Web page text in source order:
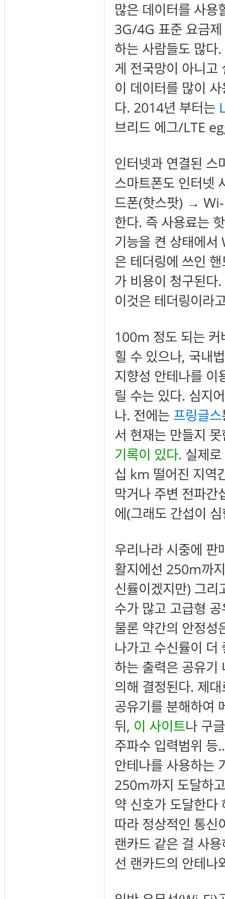
많은 데이터를 사용
3G/4G 표준 요금제
하는 사람들도 많
게 전국망이 아니고
이 데이터를 많이
다. 2014년 부터는
브리드 에그/LTE
인터넷과 연결된 스
스마트폰도 인터넷
드폰(핫스팟) →
한다. 즉 사용료는
기능을 켠 상태에
은 테더링에 쓰인
가 비용이 청구된다
이것은 테더링이라
100m 정도 되는 커
힐 수 있으나, 국내
지향성 안테나를
릴 수는 있다. 심지
나. 전에는 프링글스
서 현재는 만들지
기록이 있다. 실제
십 km 떨어진 지역
막거나 주변 전파간
에(그래도 간섭이
우리나라 시중에 판
활지에선 250m까
신률이겠지만) 그리
수가 많고 고급형
물론 약간의 안정성
나가고 수신률이 더
하는 출력은 공유
의해 결정된다. 제
공유기를 분해하여
뒤, 이 사이트나 구
주파수 입력범위
안테나를 사용하는
250m까지 도달하
약 신호가 도달한
따라 정상적인 통신
랜카드 같은 걸 사
선 랜카드의 안테나